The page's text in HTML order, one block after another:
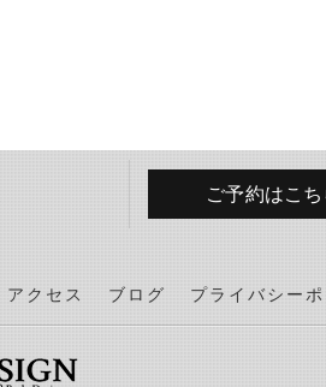
ご予約はこち
アクセス ブログ プライバシー